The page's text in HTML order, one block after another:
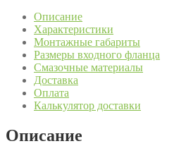
Описание
Характеристики
Монтажные габариты
Размеры входного фланца
Смазочные материалы
Доставка
Оплата
Калькулятор доставки
Описание